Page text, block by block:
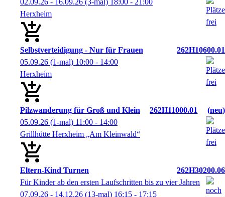
02.09.26 - 16.09.26 (3-mal) 18:00 - 21:00
Herxheim
Selbstverteidigung - Nur für Frauen
262H10600.01
05.09.26 (1-mal) 10:00 - 14:00
Herxheim
Pilzwanderung für Groß und Klein 262H11000.01
neu
05.09.26 (1-mal) 11:00 - 14:00
Grillhütte Herxheim „Am Kleinwald“
Eltern-Kind Turnen
262H30200.06
Für Kinder ab den ersten Laufschritten bis zu vier Jahren
07.09.26 - 14.12.26 (13-mal) 16:15 - 17:15